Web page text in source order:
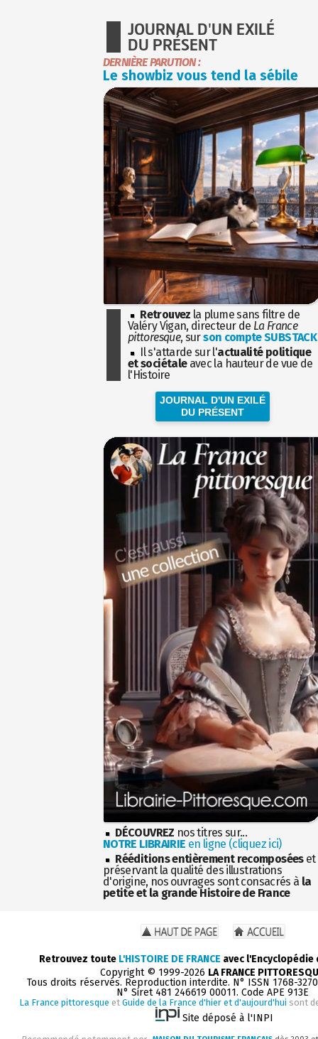
JOURNAL D'UN EXILÉ
DU PRÉSENT
DERNIÈRE PARUTION :
Le showbiz vous tend la sébile
Retrouvez la plume sans filtre de
Valéry Vigan, directeur de La France
pittoresque, surson compte SUBSTACK
Il s'attarde sur l'actualité politique
et sociétaleavec la hauteur de vue de
l'Histoire
JOURNAL D'UN EXILÉ
DU PRÉSENT
DÉCOUVREZ nos titres sur...
NOTRE LIBRAIRIE en ligne (cliquez ici)
Rééditions entièrement recomposéeset
préservant la qualité des illustrations
d'origine, nos ouvrages sont consacrés à la
petite et la grande Histoire de France
Retrouvez toute L'HISTOIRE DE FRANCE avec
Copyright © 1999-2026 LA FRANCE
Tous droits réservés. Reproduction interdite. N° ISSN 1768-
N° Siret 481 246619 00011. Code APE 913E
La France pittoresque et Guide de la France d'hier et d'aujourd'hui sont
Site déposé à l'INPI